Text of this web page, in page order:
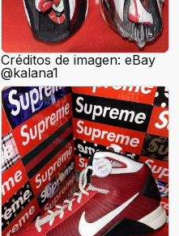
Créditos de imagen: eBay
@kalana1